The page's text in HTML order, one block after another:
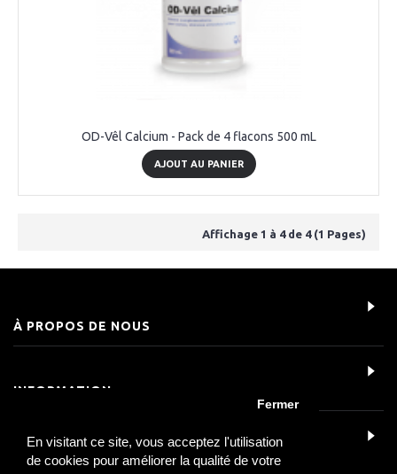
En visitant ce site, vous acceptez l'utilisation
de cookies pour améliorer la qualité de votre
Fermer
OD-Vêl Calcium - Pack de 4 flacons 500 mL
AJOUT AU PANIER
Affichage 1 à 4 de 4 (1 Pages)
À PROPOS DE NOUS
INFORMATION
SERVICE CLIENT